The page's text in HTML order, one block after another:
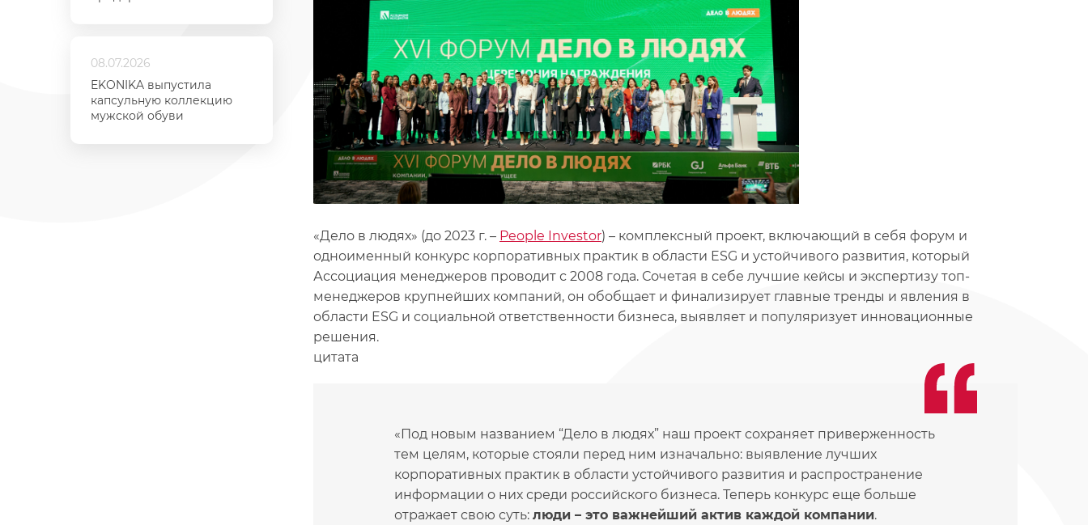
08.07.2026
EKONIKA выпустила
капсульную коллекцию
мужской обуви
«Дело в людях» (до 2023 г. – People Investor) – комплексный проект, включающий в себя форум и
одноименный конкурс корпоративных практик в области ESG и устойчивого развития, который
Ассоциация менеджеров проводит с 2008 года. Сочетая в себе лучшие кейсы и экспертизу топ-
менеджеров крупнейших компаний, он обобщает и финализирует главные тренды и явления в
области ESG и социальной ответственности бизнеса, выявляет и популяризует инновационные
решения.
цитата
«Под новым названием “Дело в людях” наш проект сохраняет приверженность
тем целям, которые стояли перед ним изначально: выявление лучших
корпоративных практик в области устойчивого развития и распространение
информации о них среди российского бизнеса. Теперь конкурс еще больше
отражает свою суть: люди – это важнейший актив каждой компании.